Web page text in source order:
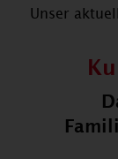
Unser